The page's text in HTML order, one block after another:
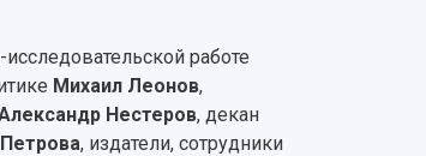
работе
Михаил Леонов,
Нестеров, декан
, издатели, сотрудники